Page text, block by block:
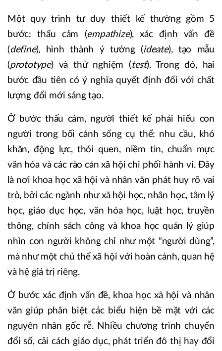
Một quy trình tư duy thiết kế thường gồm 5
bước: thấu cảm (empathize), xác định vấn đề
(define), hình thành ý tưởng (ideate), tạo mẫu
(prototype) và thử nghiệm (test). Trong đó, hai
bước đầu tiên có ý nghĩa quyết định đối với chất
lượng đổi mới sáng tạo.
Ở bước thấu cảm, người thiết kế phải hiểu con
người trong bối cảnh sống cụ thể: nhu cầu, khó
khăn, động lực, thói quen, niềm tin, chuẩn mực
văn hóa và các rào cản xã hội chi phối hành vi. Đây
là nơi khoa học xã hội và nhân văn phát huy rõ vai
trò, bởi các ngành như xã hội học, nhân học, tâm lý
học, giáo dục học, văn hóa học, luật học, truyền
thông, chính sách công và khoa học quản lý giúp
nhìn con người không chỉ như một “người dùng”,
mà như một chủ thể xã hội với hoàn cảnh, quan hệ
và hệ giá trị riêng.
Ở bước xác định vấn đề, khoa học xã hội và nhân
văn giúp phân biệt các biểu hiện bề mặt với các
nguyên nhân gốc rễ. Nhiều chương trình chuyển
đổi số, cải cách giáo dục, phát triển đô thị hay đổi